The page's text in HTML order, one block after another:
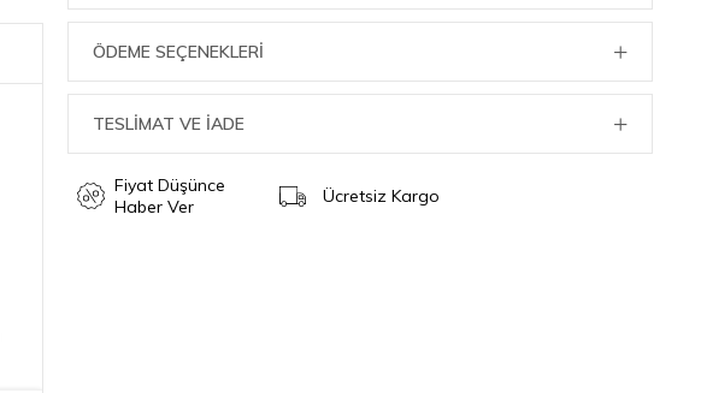
ÖDEME SEÇENEKLERI
TESLİMAT VE İADE
Fiyat Düşünce
Haber Ver
Ücretsiz Kargo